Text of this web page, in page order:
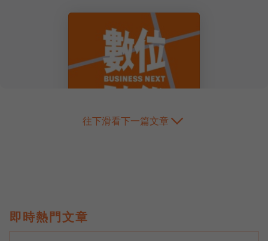
往下滑看下一篇文章
即時熱門文章